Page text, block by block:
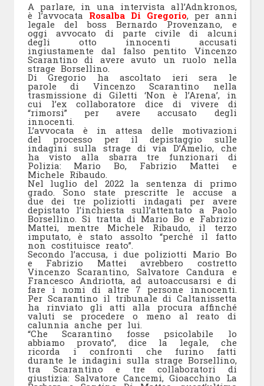
A parlare, in una intervista all’Adnkronos,
è l’avvocata Rosalba Di Gregorio, per anni
legale del boss Bernardo Provenzano, e
oggi avvocato di parte civile di alcuni
degli otto innocenti accusati
ingiustamente dal falso pentito Vincenzo
Scarantino di avere avuto un ruolo nella
strage Borsellino.
Di Gregorio ha ascoltato ieri sera le
parole di Vincenzo Scarantino nella
trasmissione di Giletti ‘Non è l’Arena’, in
cui l’ex collaboratore dice di vivere di
“rimorsi” per avere accusato degli
innocenti.
L’avvocata è in attesa delle motivazioni
del processo per il depistaggio sulle
indagini sulla strage di via D’Amelio, che
ha visto alla sbarra tre funzionari di
Polizia: Mario Bo, Fabrizio Mattei e
Michele Ribaudo.
Nel luglio del 2022 la sentenza di primo
grado. Sono state prescritte le accuse a
due dei tre poliziotti indagati per avere
depistato l’inchiesta sull’attentato a Paolo
Borsellino. Si tratta di Mario Bo e Fabrizio
Mattei, mentre Michele Ribaudo, il terzo
imputato, è stato assolto “perché il fatto
non costituisce reato”.
Secondo l’accusa, i due poliziotti Mario Bo
e Fabrizio Mattei avrebbero costretto
Vincenzo Scarantino, Salvatore Candura e
Francesco Andriotta, ad autoaccusarsi e di
fare i nomi di altre 7 persone innocenti.
Per Scarantino il tribunale di Caltanissetta
ha rinviato gli atti alla procura affinché
valuti se procedere o meno al reato di
calunnia anche per lui.
“Che Scarantino fosse psicolabile lo
abbiamo provato”, dice la legale, che
ricorda i confronti che furino fatti
durante le indagini sulla strage Borsellino,
tra Scarantino e tre collaboratori di
giustizia: Salvatore Cancemi, Gioacchino La